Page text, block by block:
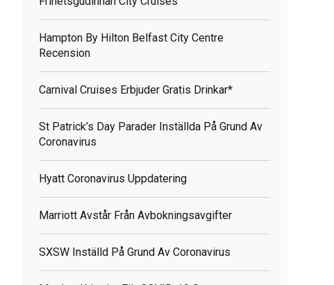
Hampton By Hilton Belfast City Centre
Recension
Carnival Cruises Erbjuder Gratis Drinkar*
St Patrick’s Day Parader Inställda På Grund Av
Coronavirus
Hyatt Coronavirus Uppdatering
Marriott Avstår Från Avbokningsavgifter
SXSW Inställd På Grund Av Coronavirus